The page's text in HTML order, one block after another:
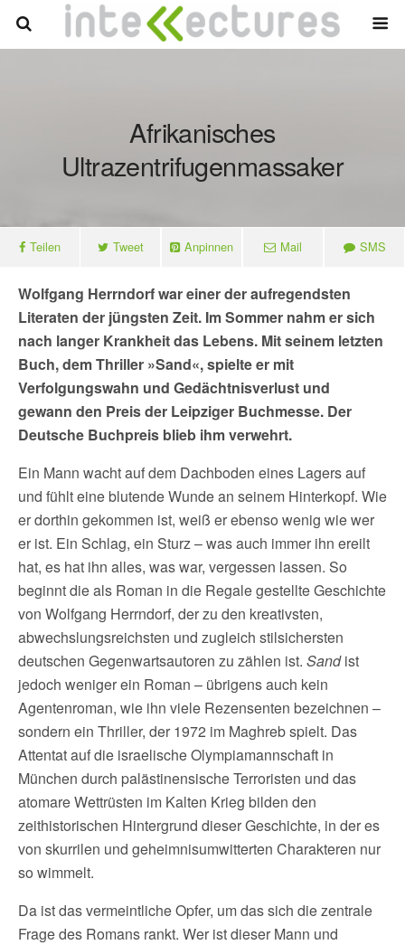
Afrikanisches
Ultrazentrifugenmassaker
Teilen Tweet Anpinnen Mail SMS
Wolfgang Herrndorf war einer der aufregendsten
Literaten der jüngsten Zeit. Im Sommer nahm er sich
nach langer Krankheit das Lebens. Mit seinem letzten
Buch, dem Thriller »Sand«, spielte er mit
Verfolgungswahn und Gedächtnisverlust und
gewann den Preis der Leipziger Buchmesse. Der
Deutsche Buchpreis blieb ihm verwehrt.
Ein Mann wacht auf dem Dachboden eines Lagers auf
und fühlt eine blutende Wunde an seinem Hinterkopf. Wie
er dorthin gekommen ist, weiß er ebenso wenig wie wer
er ist. Ein Schlag, ein Sturz – was auch immer ihn ereilt
hat, es hat ihn alles, was war, vergessen lassen. So
beginnt die als Roman in die Regale gestellte Geschichte
von Wolfgang Herrndorf, der zu den kreativsten,
abwechslungsreichsten und zugleich stilsichersten
deutschen Gegenwartsautoren zu zählen ist. Sandist
jedoch weniger ein Roman – übrigens auch kein
Agentenroman, wie ihn viele Rezensenten bezeichnen –
sondern ein Thriller, der 1972 im Maghreb spielt. Das
Attentat auf die israelische Olympiamannschaft in
München durch palästinensische Terroristen und das
atomare Wettrüsten im Kalten Krieg bilden den
zeithistorischen Hintergrund dieser Geschichte, in der es
von skurrilen und geheimnisumwitterten Charakteren nur
so wimmelt.
Da ist das vermeintliche Opfer, um das sich die zentrale
Frage des Romans rankt. Wer ist dieser Mann und